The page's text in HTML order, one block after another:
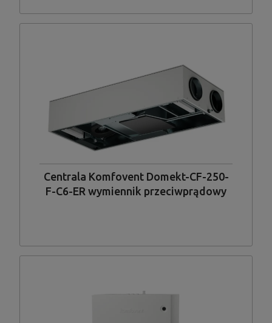
Centrala Komfovent Domekt-CF-250-
F-C6-ER wymiennik przeciwprądowy